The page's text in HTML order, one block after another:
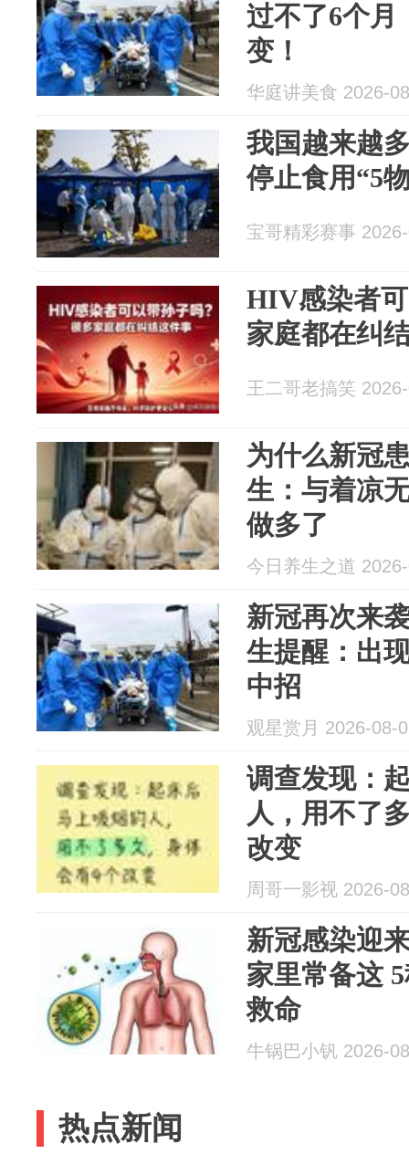
过不了6个月
变！
华庭讲美食 2026-
我国越来越
停止食用“5
宝哥精彩赛事
HIV感染者
家庭都在纠
王二哥老搞笑
为什么新冠
生：与着凉
做多了
今日养生之道
新冠再次来
生提醒：出
中招
观星赏月 2026-08-
调查发现：
人，用不了
改变
周哥一影视 2026-
新冠感染迎
家里常备这
救命
牛锅巴小钒 2026-
热点新闻